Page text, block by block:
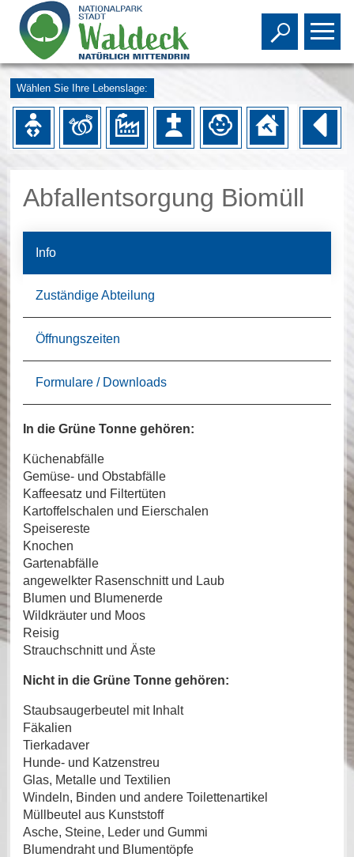
Toggle
Wählen Sie Ihre Lebenslage:
Abfallentsorgung Biomüll
Info
Zuständige Abteilung
Öffnungszeiten
Formulare / Downloads
In die Grüne Tonne gehören:
Küchenabfälle
Gemüse- und Obstabfälle
Kaffeesatz und Filtertüten
Kartoffelschalen und Eierschalen
Speisereste
Knochen
Gartenabfälle
angewelkter Rasenschnitt und Laub
Blumen und Blumenerde
Wildkräuter und Moos
Reisig
Strauchschnitt und Äste
Nicht in die Grüne Tonne gehören:
Staubsaugerbeutel mit Inhalt
Fäkalien
Tierkadaver
Hunde- und Katzenstreu
Glas, Metalle und Textilien
Windeln, Binden und andere Toilettenartikel
Müllbeutel aus Kunststoff
Asche, Steine, Leder und Gummi
Blumendraht und Blumentöpfe